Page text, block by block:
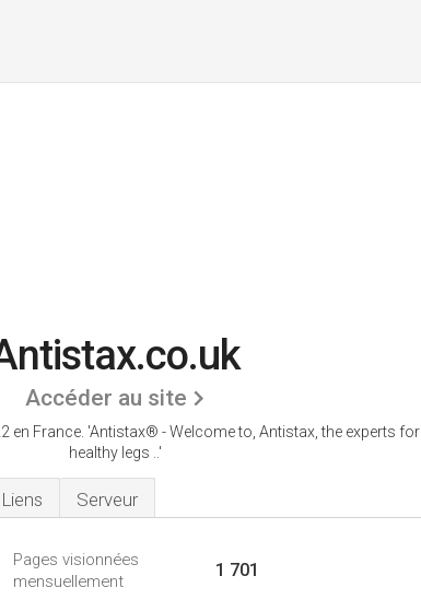
Accéder au site
en France. 'Antistax® - Welcome to, Antistax, the experts for
healthy legs ..'
Liens Serveur
Pages visionnées
mensuellement
1 701